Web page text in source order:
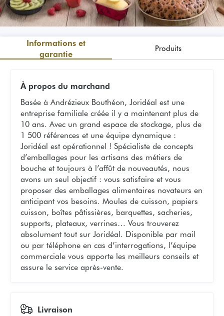
Informations et
garantie
Produits
À propos du marchand
Basée à Andrézieux Bouthéon, Joridéal est une
entreprise familiale créée il y a maintenant plus de
10 ans. Avec un grand espace de stockage, plus de
1 500 références et une équipe dynamique :
Joridéal est opérationnel ! Spécialiste de concepts
d’emballages pour les artisans des métiers de
bouche et toujours à l’affût de nouveautés, nous
avons un seul objectif : vous satisfaire et vous
proposer des emballages alimentaires novateurs en
anticipant vos besoins. Moules de cuisson, papiers
cuisson, boîtes pâtissières, barquettes, sacheries,
supports, plateaux, verrines… Vous trouverez
absolument tout sur Joridéal. Disponible par mail
ou par téléphone en cas d’interrogations, l’équipe
commerciale vous apporte les meilleurs conseils et
assure le service après-vente.
Livraison